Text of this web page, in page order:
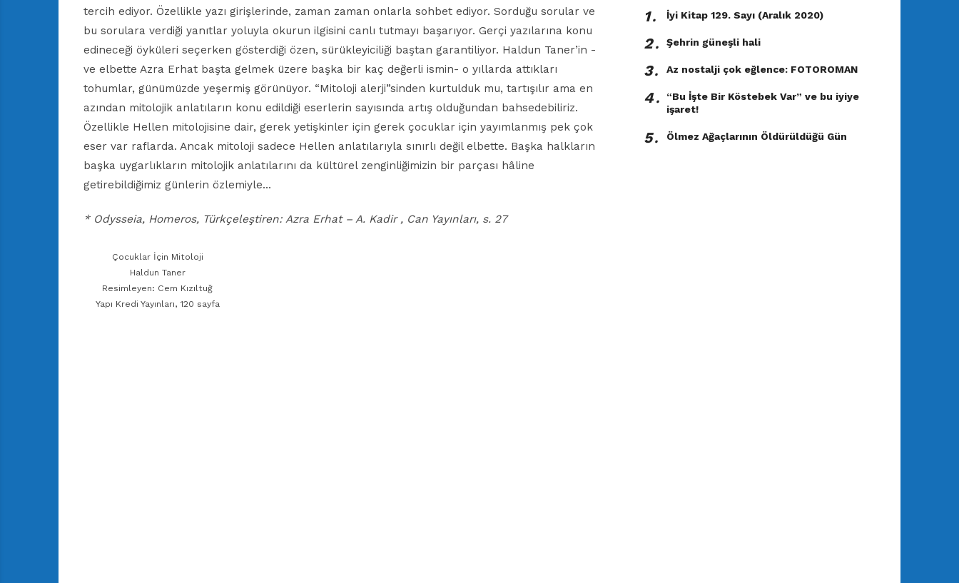
tercih ediyor. Özellikle yazı girişlerinde, zaman zaman onlarla sohbet ediyor. Sorduğu sorular ve
bu sorulara verdiği yanıtlar yoluyla okurun ilgisini canlı tutmayı başarıyor. Gerçi yazılarına konu
edineceği öyküleri seçerken gösterdiği özen, sürükleyiciliği baştan garantiliyor. Haldun Taner’in -
ve elbette Azra Erhat başta gelmek üzere başka bir kaç değerli ismin- o yıllarda attıkları
tohumlar, günümüzde yeşermiş görünüyor. “Mitoloji alerji”sinden kurtulduk mu, tartışılır ama en
azından mitolojik anlatıların konu edildiği eserlerin sayısında artış olduğundan bahsedebiliriz.
Özellikle Hellen mitolojisine dair, gerek yetişkinler için gerek çocuklar için yayımlanmış pek çok
eser var raflarda. Ancak mitoloji sadece Hellen anlatılarıyla sınırlı değil elbette. Başka halkların
başka uygarlıkların mitolojik anlatılarını da kültürel zenginliğimizin bir parçası hâline
getirebildiğimiz günlerin özlemiyle…
* Odysseia, Homeros, Türkçeleştiren: Azra Erhat – A. Kadir , Can Yayınları, s. 27
Çocuklar İçin Mitoloji
Haldun Taner
Resimleyen: Cem Kızıltuğ
Yapı Kredi Yayınları, 120 sayfa
1․ İyi Kitap 129. Sayı (Aralık 2020)
2․ Şehrin güneşli hali
3․ Az nostalji çok eğlence: FOTOROMAN
4․
“Bu İşte Bir Köstebek Var” ve bu iyiye
işaret!
5․ Ölmez Ağaçlarının Öldürüldüğü Gün